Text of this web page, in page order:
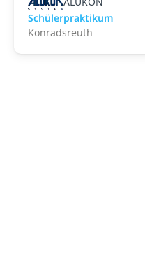
Schülerpraktikum
Konradsreuth